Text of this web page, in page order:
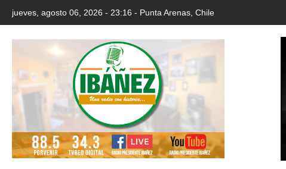
jueves, agosto 06, 2026 - 23:16 - Punta Arenas, Chile